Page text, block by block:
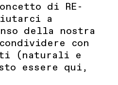
di RE-
aiutarci a
della nostra
con
(naturali e
essere qui,